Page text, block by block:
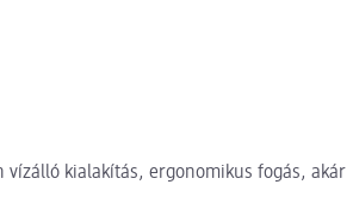
vízálló kialakítás, ergonomikus fogás, akár